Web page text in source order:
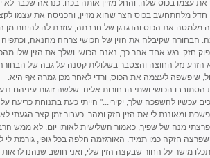
את עצמו בכוס שלה, והחל מזיין אותה בכח. כנראה שכבר
חדל מלהתחשב בכוס הצר שהוא מזיין, והכניסה את עצמו
מלמטה את הכוס והדגדגן של חברתה, עוזרת לה להינות מן
הבחורה שקיבלה את הזין של הכושי צרחה מהנאה,
חזק. רגע אחד אחר כך, נאנח הכושי ושלך את הזין שלו
הזרע נזל החוצה והצטבר בשלולית קטנה על גבה של
שיפשפה לעצמה את הכוס, ורדי לאחר מכן גמרה אף היא.
הסתובבו הכושי ושתי הבחורות אלינו. שלשה זוגות עיניהם
עכשיו להשפכה שלך, יקירי..." הייתי כעת בתנוחת כריעה על
ומאוננת לי את הזין חזק ומהר. כעבור זמן קצר הגעתי
מנה של שפיך, כאמור השלישית לאותו יום. לא ממש
חזקה כמו תמיד. האורגזמה חלפה בכל גופי, גורמת לי
מישר על החור שבקצה הזין שלי, ואני חושב שנהנו לראות